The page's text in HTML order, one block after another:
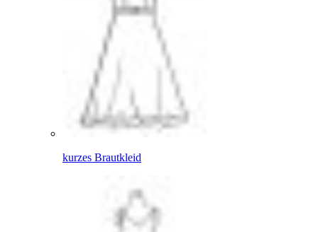
kurzes Brautkleid